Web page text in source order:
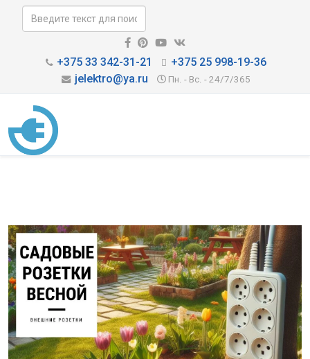
+375 33 342-31-21
+375 25 998-19-36
jelektro@ya.ru
Пн. - Вс. - 24/7/365